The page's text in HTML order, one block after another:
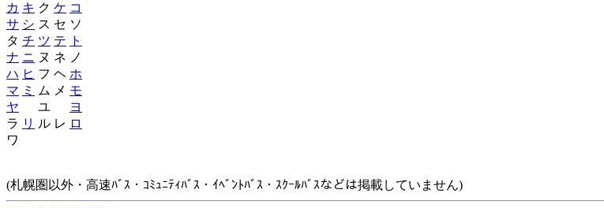
カ キ ク ケ コ
サ シ ス セ ソ
タ チ ツ テ
ト
ナ ニ ヌ ネ ノ
ハ ヒ フ ヘ ホ
マ ミ ム メ モ
ヤ ユ
ヨ
ラ リ ル レ ロ
ワ
(札幌圏以外・高速ﾊﾞｽ・ｺﾐｭﾆﾃｨﾊﾞｽ・ｲﾍﾞﾝﾄﾊﾞｽ・ｽｸｰﾙﾊﾞｽなどは掲載していません)